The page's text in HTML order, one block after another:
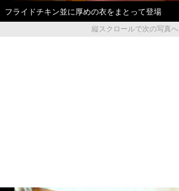
フライドチキン並に厚めの衣をまとって登場
縦スクロールで次の写真へ